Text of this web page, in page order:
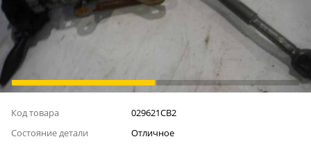
Код товара
029621СВ2
Состояние детали
Отличное